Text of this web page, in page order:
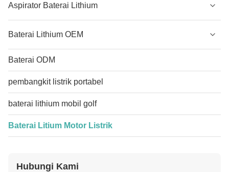
Aspirator Baterai Lithium
Baterai Lithium OEM
Baterai ODM
pembangkit listrik portabel
baterai lithium mobil golf
Baterai Litium Motor Listrik
Hubungi Kami